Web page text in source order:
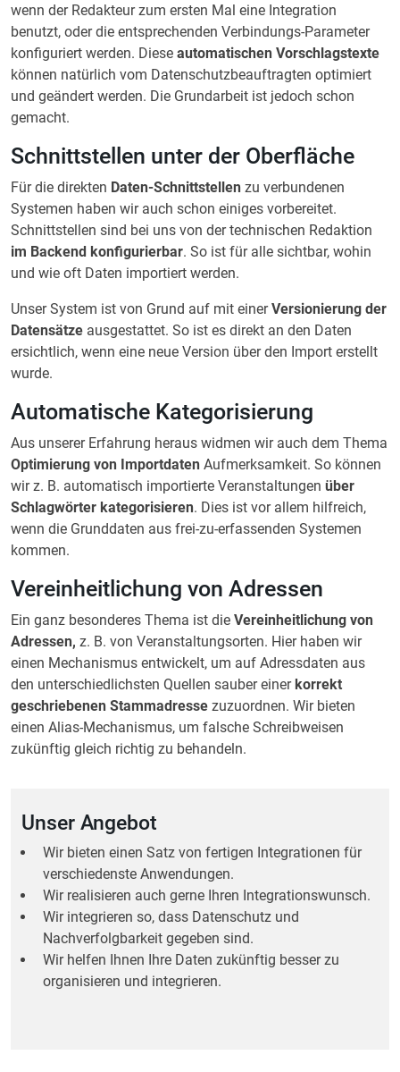
wenn der Redakteur zum ersten Mal eine Integration
benutzt, oder die entsprechenden Verbindungs-Parameter
konfiguriert werden. Diese automatischen Vorschlagstexte
können natürlich vom Datenschutzbeauftragten optimiert
und geändert werden. Die Grundarbeit ist jedoch schon
gemacht.
Schnittstellen unter der Oberfläche
Für die direkten Daten-Schnittstellen zu verbundenen
Systemen haben wir auch schon einiges vorbereitet.
Schnittstellen sind bei uns von der technischen Redaktion
im Backend konfigurierbar. So ist für alle sichtbar, wohin
und wie oft Daten importiert werden.
Unser System ist von Grund auf mit einerVersionierung der
Datensätze ausgestattet. So ist es direkt an den Daten
ersichtlich, wenn eine neue Version über den Import erstellt
wurde.
Automatische Kategorisierung
Aus unserer Erfahrung heraus widmen wir auch dem Thema
Optimierung von Importdaten Aufmerksamkeit. So können
wir z. B. automatisch importierte Veranstaltungen über
Schlagwörter kategorisieren. Dies ist vor allem hilfreich,
wenn die Grunddaten aus frei-zu-erfassenden Systemen
kommen.
Vereinheitlichung von Adressen
Ein ganz besonderes Thema ist die Vereinheitlichung von
Adressen, z. B. von Veranstaltungsorten. Hier haben wir
einen Mechanismus entwickelt, um auf Adressdaten aus
den unterschiedlichsten Quellen sauber einerkorrekt
geschriebenen Stammadresse zuzuordnen. Wir bieten
einen Alias-Mechanismus, um falsche Schreibweisen
zukünftig gleich richtig zu behandeln.
Unser Angebot
Wir bieten einen Satz von fertigen Integrationen für
verschiedenste Anwendungen.
Wir realisieren auch gerne Ihren Integrationswunsch.
Wir integrieren so, dass Datenschutz und
Nachverfolgbarkeit gegeben sind.
Wir helfen Ihnen Ihre Daten zukünftig besser zu
organisieren und integrieren.